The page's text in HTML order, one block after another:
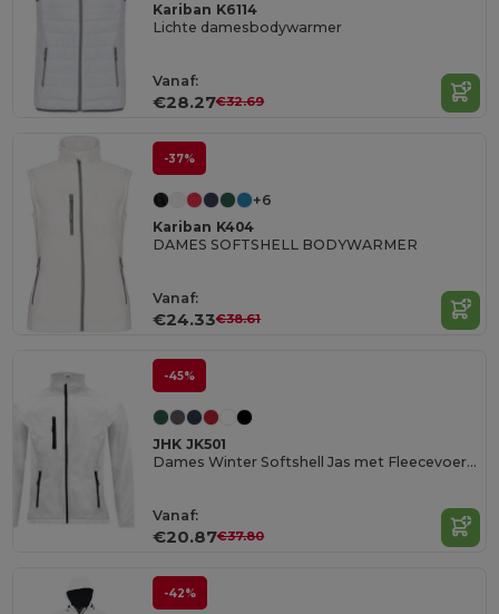
Kariban K6114
Lichte damesbodywarmer
Vanaf:
€28.27€32.69
-37%
+6
Kariban K404
DAMES SOFTSHELL BODYWARMER
Vanaf:
€24.33€38.61
-45%
JHK JK501
Dames Winter Softshell Jas met Fleecevoering
Vanaf:
€20.87€37.80
-42%